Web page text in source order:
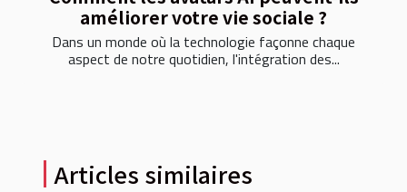
améliorer votre vie sociale ?
Dans un monde où la technologie façonne chaque
aspect de notre quotidien, l'intégration des...
Articles similaires